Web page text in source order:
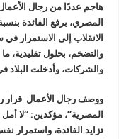
هاجم عددًا من رجال
الانقلاب إلى الاستمرار
والتضخم، بحلول تقليدية،
والشركات، وأدخلت البلاد
ووصف رجال الأعمال قرار
المصرية”، مؤكدين: “لا
تزايد الفائدة، واستمرار